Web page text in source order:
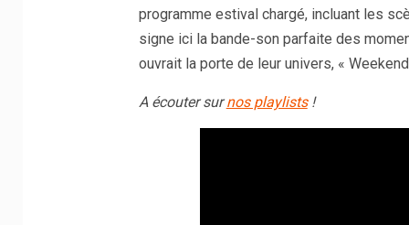
programme estival chargé, incluant les
signe ici la bande-son parfaite des
ouvrait la porte de leur univers, «
A écouter surnos playlists!